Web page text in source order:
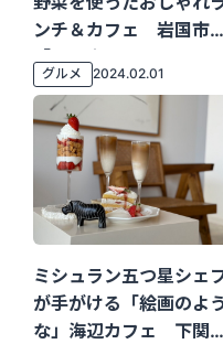
ンチ＆カフェ 岩国市
「古民家cafe AI Dish.」
グルメ 2024.02.01
ミシュラン五つ星シェ
が手がける「絵画のよう
な」海辺カフェ 下関市